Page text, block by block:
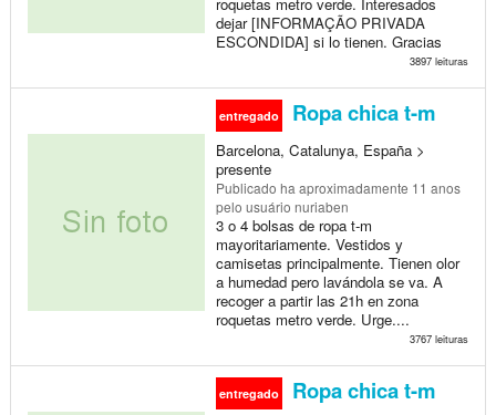
dejar [INFORMAÇÃO PRIVADA
ESCONDIDA] si lo tienen. Gracias
3897 leituras
entregado Ropa chica t-m
Barcelona, Catalunya, España >
presente
Publicado ha aproximadamente 11 anos
pelo usuário nuriaben
3 o 4 bolsas de ropa t-m
mayoritariamente. Vestidos y
camisetas principalmente. Tienen olor
a humedad pero lavándola se va. A
recoger a partir las 21h en zona
roquetas metro verde. Urge....
3767 leituras
entregado Ropa chica t-m